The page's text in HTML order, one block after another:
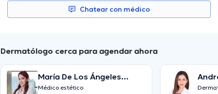
Chatear con médico
Dermatólogo cerca para agendar ahora
María De Los Ángeles
Caamones Villafuerte
Médico estético